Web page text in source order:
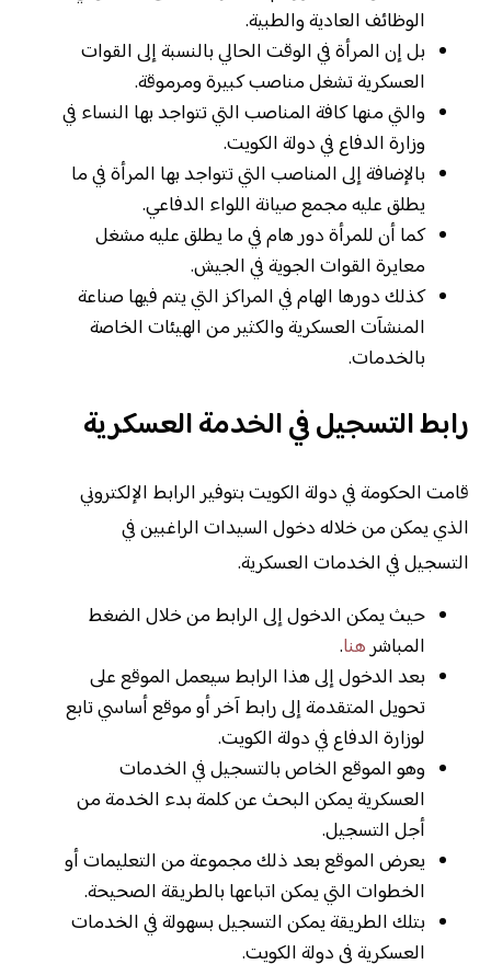
الوظائف العادية والطبية.
بل إن المرأة في الوقت الحالي بالنسبة إلى القوات
العسكرية تشغل مناصب كبيرة ومرموقة.
والتي منها كافة المناصب التي تتواجد بها النساء في
وزارة الدفاع في دولة الكويت.
بالإضافة إلى المناصب التي تتواجد بها المرأة في ما
يطلق عليه مجمع صيانة اللواء الدفاعي.
كما أن للمرأة دور هام في ما يطلق عليه مشغل
معايرة القوات الجوية في الجيش.
كذلك دورها الهام في المراكز التي يتم فيها صناعة
المنشآت العسكرية والكثير من الهيئات الخاصة
بالخدمات.
رابط التسجيل في الخدمة العسكرية
قامت الحكومة في دولة الكويت بتوفير الرابط الإلكتروني
الذي يمكن من خلاله دخول السيدات الراغبين في
التسجيل في الخدمات العسكرية.
حيث يمكن الدخول إلى الرابط من خلال الضغط
المباشرهنا.
بعد الدخول إلى هذا الرابط سيعمل الموقع على
تحويل المتقدمة إلى رابط آخر أو موقع أساسي تابع
لوزارة الدفاع في دولة الكويت.
وهو الموقع الخاص بالتسجيل في الخدمات
العسكرية يمكن البحث عن كلمة بدء الخدمة من
أجل التسجيل.
يعرض الموقع بعد ذلك مجموعة من التعليمات أو
الخطوات التي يمكن اتباعها بالطريقة الصحيحة.
بتلك الطريقة يمكن التسجيل بسهولة في الخدمات
العسكرية في دولة الكويت.